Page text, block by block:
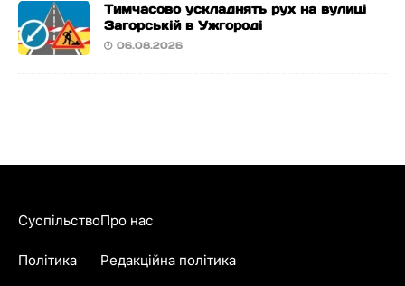
Тимчасово ускладнять рух на вулиці
Загорській в Ужгороді
06.08.2026
Суспільство
Політика
Про нас
Редакційна політика